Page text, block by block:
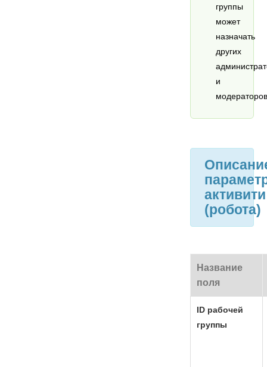
группы
может
назначать
других
и
активити
(робота)
Название
поля
ID рабочей
группы